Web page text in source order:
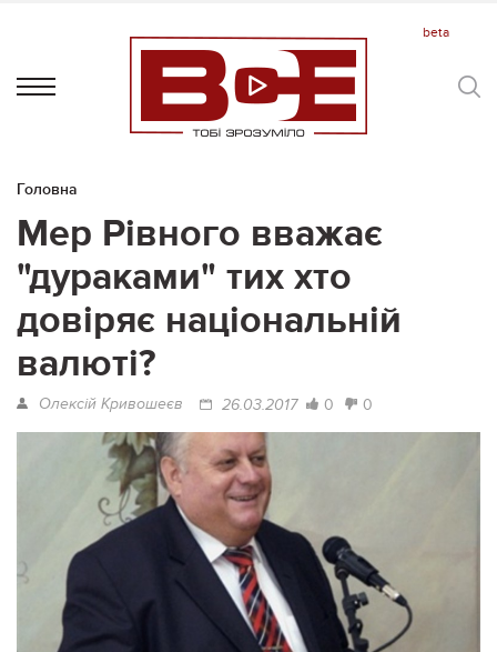
Головна
Мер Рівного вважає
"дураками" тих хто
довіряє національній
валюті?
Олексій Кривошеєв 26.03.2017 0 0